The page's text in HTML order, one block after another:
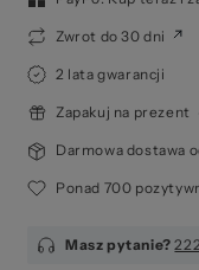
Zwrot do 30 dni
2 lata gwarancji
Zapakuj na prezent
Darmowa dostawa
Ponad 700
Masz pytanie?